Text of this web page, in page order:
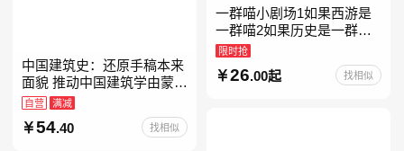
一群喵小剧场1如果西游是
一群喵2如果历史是一群喵
全套16晚清残晖篇全集全套
16册华夏长卷互动札记西游
喵桌游肥志历史喵系列
限时抢
26.00起 找相似
中国建筑史：还原手稿本来
面貌 推动中国建筑学由蒙昧
进入现代学科的奠基之作
自营 满减
54.40 找相似